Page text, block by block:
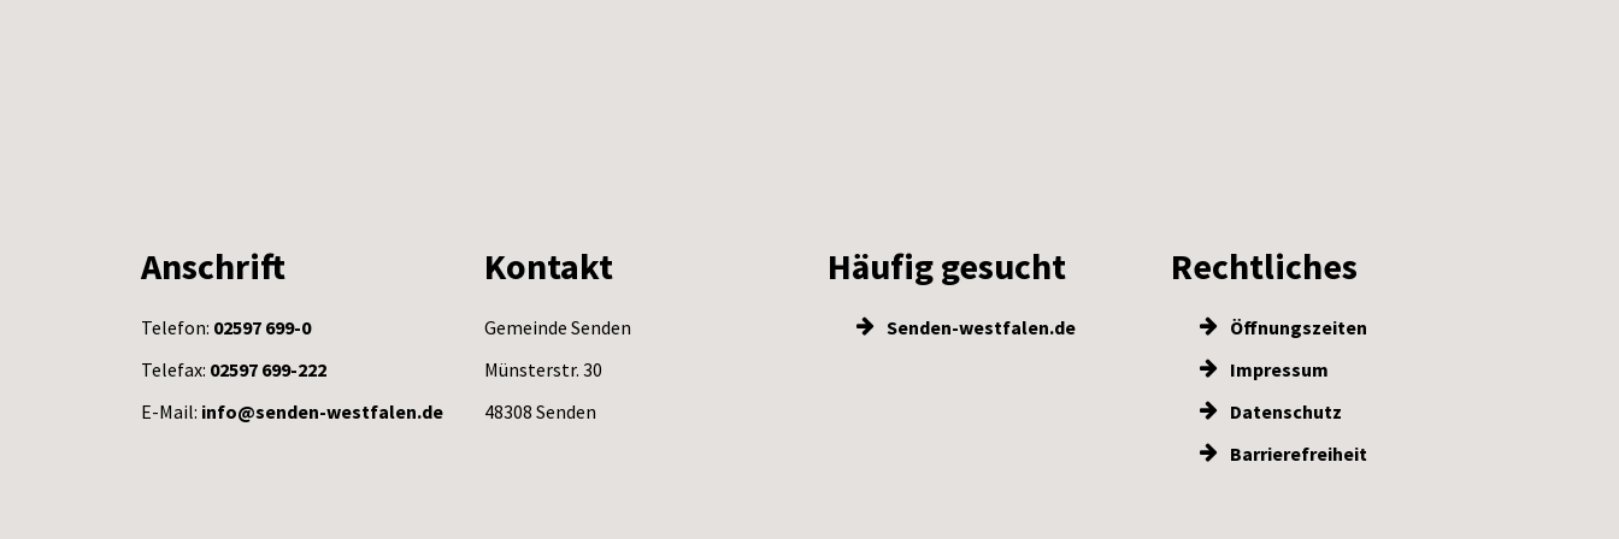
Anschrift
Telefon: 02597 699-0
Telefax: 02597 699-222
E-Mail: info@senden-westfalen.de
Kontakt
Gemeinde Senden
Münsterstr. 30
48308 Senden
Häufig gesucht
Senden-westfalen.de
Rechtliches
Öffnungszeiten
Impressum
Datenschutz
Barrierefreiheit